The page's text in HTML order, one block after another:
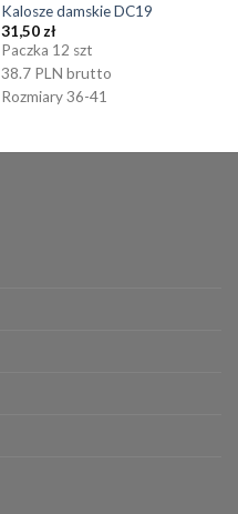
Kalosze damskie DC19
31,50 zł
Paczka 12 szt
38.7 PLN brutto
Rozmiary 36-41